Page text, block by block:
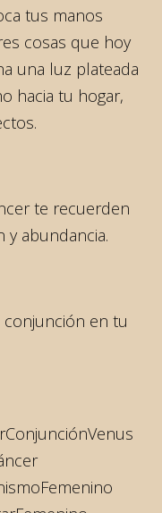
tus manos
cosas que hoy
una luz plateada
hacia tu hogar,
te recuerden
abundancia.
conjunción en tu